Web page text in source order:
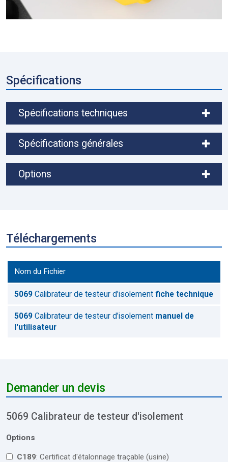
Spécifications
Spécifications techniques
Spécifications générales
Options
Téléchargements
Nom du Fichier
5069 Calibrateur de testeur d’isolement fiche technique
5069 Calibrateur de testeur d’isolement manuel de
l'utilisateur
Demander un devis
5069 Calibrateur de testeur d'isolement
Options
C189 : Certificat d'étalonnage traçable (usine)